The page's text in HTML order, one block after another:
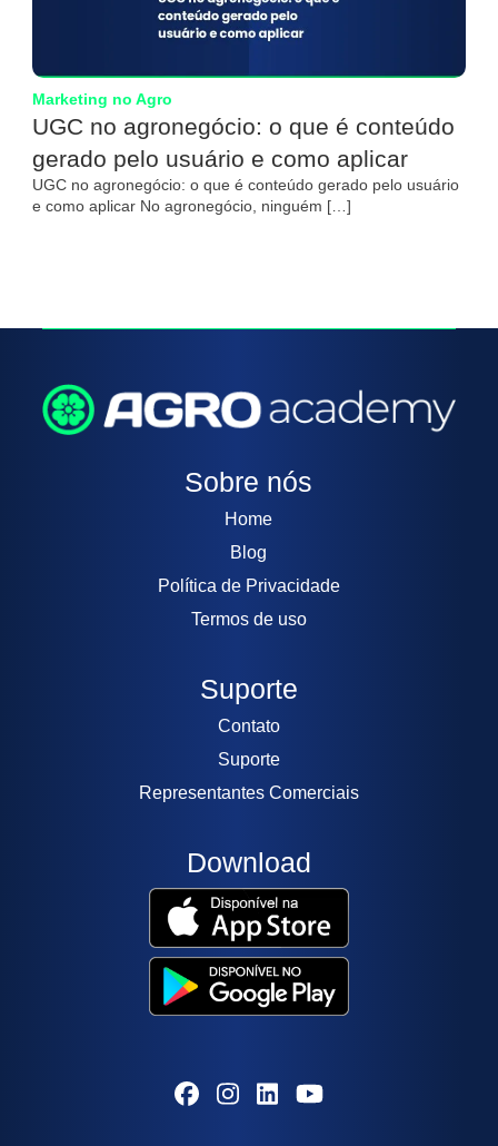
Marketing no Agro
UGC no agronegócio: o que é conteúdo
gerado pelo usuário e como aplicar
UGC no agronegócio: o que é conteúdo gerado pelo usuário
e como aplicar No agronegócio, ninguém […]
Sobre nós
Home
Blog
Política de Privacidade
Termos de uso
Suporte
Contato
Suporte
Representantes Comerciais
Download